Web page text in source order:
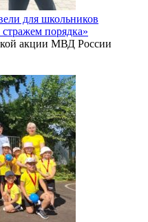
для школьников
порядка»
акции МВД России